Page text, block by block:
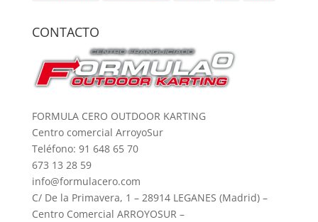
CONTACTO
FORMULA CERO OUTDOOR KARTING
Centro comercial ArroyoSur
Teléfono: 91 648 65 70
673 13 28 59
info@formulacero.com
C/ De la Primavera, 1 – 28914 LEGANES (Madrid) –
Centro Comercial ARROYOSUR –